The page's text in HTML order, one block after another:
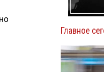
Главное